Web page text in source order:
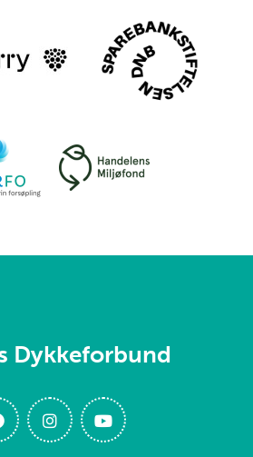
Dykkeforbund